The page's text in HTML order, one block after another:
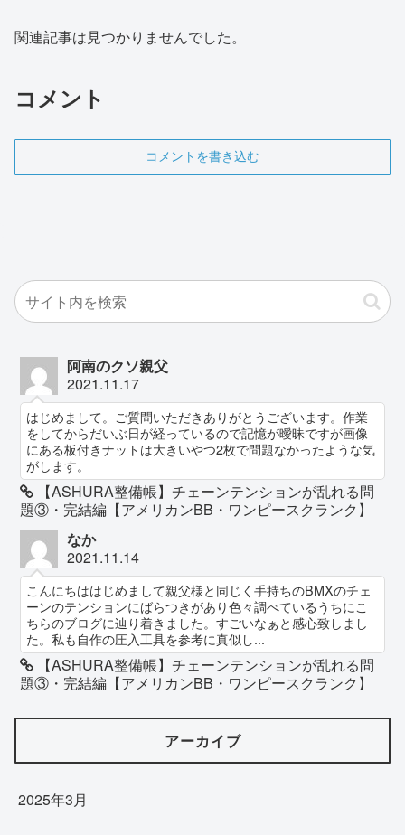
関連記事は見つかりませんでした。
コメント
コメントを書き込む
阿南のクソ親父
2021.11.17
はじめまして。ご質問いただきありがとうございます。作業
をしてからだいぶ日が経っているので記憶が曖昧ですが画像
にある板付きナットは大きいやつ2枚で問題なかったような気
がします。
【ASHURA整備帳】チェーンテンションが乱れる問
題③・完結編【アメリカンBB・ワンピースクランク】
なか
2021.11.14
こんにちははじめまして親父様と同じく手持ちのBMXのチェ
ーンのテンションにばらつきがあり色々調べているうちにこ
ちらのブログに辿り着きました。すごいなぁと感心致しまし
た。私も自作の圧入工具を参考に真似し...
【ASHURA整備帳】チェーンテンションが乱れる問
題③・完結編【アメリカンBB・ワンピースクランク】
アーカイブ
2025年3月